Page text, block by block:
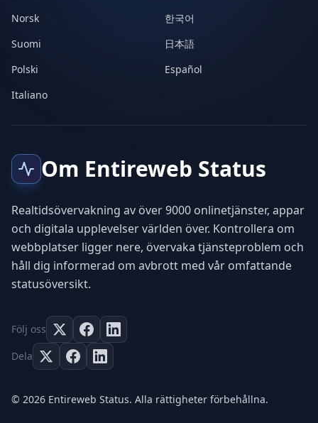
Norsk
한국어
Suomi
日本語
Polski
Español
Italiano
Om Entireweb Status
Realtidsövervakning av över 9000 onlinetjänster, appar
och digitala upplevelser världen över. Kontrollera om
webbplatser ligger nere, övervaka tjänsteproblem och
håll dig informerad om avbrott med vår omfattande
statusöversikt.
Följ oss
Dela
© 2026 Entireweb Status. Alla rättigheter förbehållna.